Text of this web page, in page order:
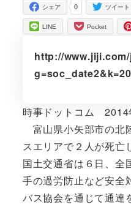
0
シェア ツイート
LINE Pocket
http://
時事ドットコム 2014
富山県小矢部市の北
スエリアで２人が死亡
国土交通省は６日、全
手の過労防止など安全
バス協会を通じて通達